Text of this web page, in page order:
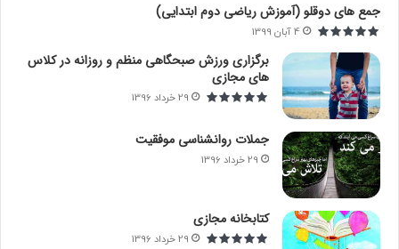
جمع های دوقلو (آموزش ریاضی دوم ابتدایی)
4 آبان 1399
برگزاری ورزش صبحگاهی منظم و روزانه در کلاس
های مجازی
29 خرداد 1396
جملات روانشناسی موفقیت
29 خرداد 1396
کتابخانه مجازی
29 خرداد 1396